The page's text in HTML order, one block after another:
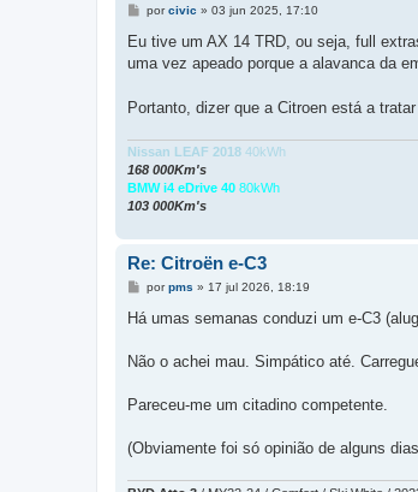
M
n
a
m
porcivic » 03 jun 2025, 17:10
Eu tive um AX 14 TRD, ou seja, full
uma vez apeado porque a alavanca da
Portanto, dizer que a Citroen está a
Nissan LEAF 2018 40kWh
168 000Km's
BMW i4 eDrive 40 80kWh
103 000Km's
Re: Citroën e-C3
M
n
g
porpms » 17 jul 2026, 18:19
Há umas semanas conduzi um e-C3
Não o achei mau. Simpático até.
Pareceu-me um citadino competente.
(Obviamente foi só opinião de alguns